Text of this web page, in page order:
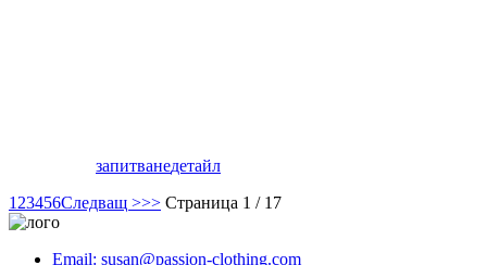
запитванедетайл
1 23456Следващ >>> Страница 1 / 17
Email: susan@passion-clothing.com